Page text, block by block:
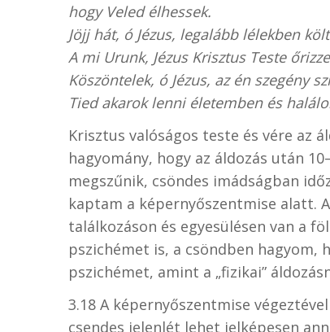
hogy Veled élhessek.
Jöjj hát, ó Jézus, legalább lélekben
A mi Urunk, Jézus Krisztus Teste
Köszöntelek, ó Jézus, az én szegény
Tied akarok lenni életemben és
Krisztus valóságos teste és vére az
hagyomány, hogy az áldozás után
megszűnik, csöndes imádságban
kaptam a képernyőszentmise alatt.
találkozáson és egyesülésen van a
pszichémet is, a csöndben
pszichémet, amint a „fizikai”
3.18 A képernyőszentmise
csendes jelenlét lehet jelképesen